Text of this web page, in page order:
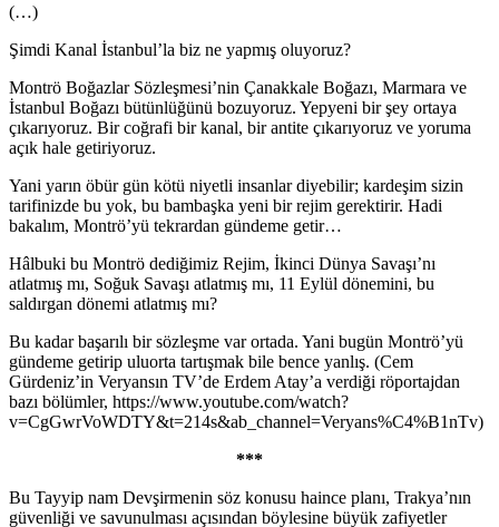
(…)
Şimdi Kanal İstanbul’la biz ne yapmış oluyoruz?
Montrö Boğazlar Sözleşmesi’nin Çanakkale Boğazı, Marmara ve
İstanbul Boğazı bütünlüğünü bozuyoruz. Yepyeni bir şey ortaya
çıkarıyoruz. Bir coğrafi bir kanal, bir antite çıkarıyoruz ve yoruma
açık hale getiriyoruz.
Yani yarın öbür gün kötü niyetli insanlar diyebilir; kardeşim sizin
tarifinizde bu yok, bu bambaşka yeni bir rejim gerektirir. Hadi
bakalım, Montrö’yü tekrardan gündeme getir…
Hâlbuki bu Montrö dediğimiz Rejim, İkinci Dünya Savaşı’nı
atlatmış mı, Soğuk Savaşı atlatmış mı, 11 Eylül dönemini, bu
saldırgan dönemi atlatmış mı?
Bu kadar başarılı bir sözleşme var ortada. Yani bugün Montrö’yü
gündeme getirip uluorta tartışmak bile bence yanlış. (Cem
Gürdeniz’in Veryansın TV’de Erdem Atay’a verdiği röportajdan
bazı bölümler, https://www.youtube.com/watch?
v=CgGwrVoWDTY&t=214s&ab_channel=Veryans%C4%B1nTv)
***
Bu Tayyip nam Devşirmenin söz konusu haince planı, Trakya’nın
güvenliği ve savunulması açısından böylesine büyük zafiyetler